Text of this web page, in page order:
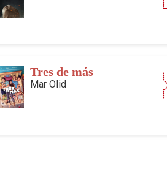
Tres de más
Mar Olid